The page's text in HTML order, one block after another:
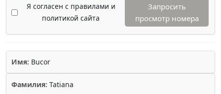
Я согласен с правилами и
политикой сайта
Запросить
просмотр номера
Имя: Bucor
Фамилия: Tatiana